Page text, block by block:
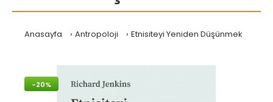
Anasayfa Antropoloji Etnisiteyi Yeniden Düşünmek
-20%